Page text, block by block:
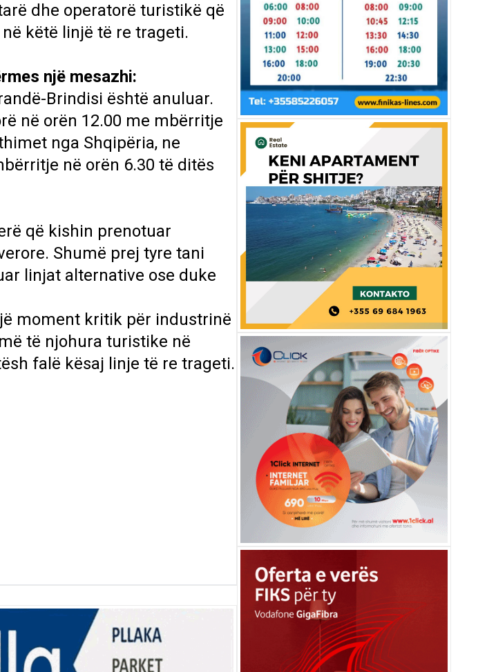
dhe operatorë turistikë që
këtë linjë të re trageti.
një mesazhi:
Brindisi është anuluar.
në orën 12.00 me mbërritje
nga Shqipëria, ne
në orën 6.30 të ditës
që kishin prenotuar
Shumë prej tyre tani
linjat alternative ose duke
moment kritik për industrinë
të njohura turistike në
falë kësaj linje të re trageti.